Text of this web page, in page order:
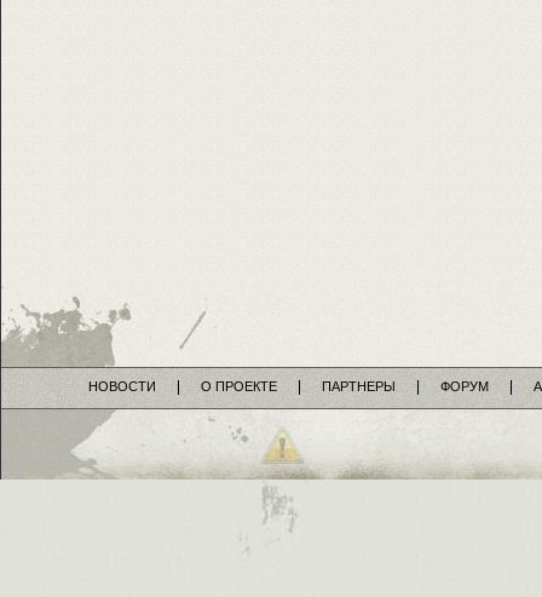
НОВОСТИ О ПРОЕКТЕ ПАРТНЕРЫ ФОРУМ